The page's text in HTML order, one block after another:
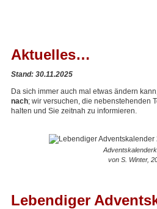
Aktuelles…
Stand: 30.11.2025
Da sich immer auch mal etwas ändern
nach; wir versuchen, die neben­stehen­den
halten und Sie zeitnah zu informieren.
von S. Winter,
Lebendiger